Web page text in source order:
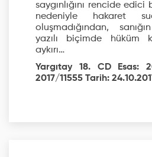
saygınlığını rencide
nedeniyle hakaret
oluşmadığından,
yazılı biçimde hüküm
aykırı…
Yargıtay 18. CD Esas:
2017/11555 Tarih: